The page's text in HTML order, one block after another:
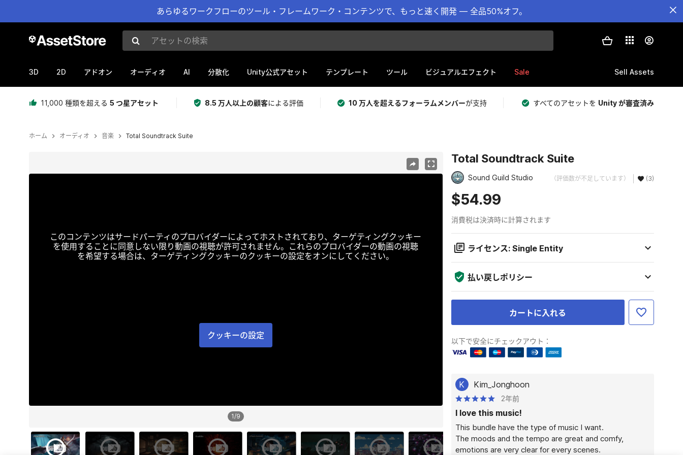
あらゆるワークフローのツール・フレームワーク・コンテンツで、もっと速く開発 — 全品50%オフ。
アセットの検索
3D 2D アドオン オーディオ AI 分散化 Unity公式アセット テンプレート ツール ビジュアルエフェクト Sale Sell Assets
11,000 種類を超える 5 つ星アセット 8.5 万人以上の顧客による評価 10 万人を超えるフォーラムメンバーが支持 すべてのアセットを Unity が審査済み
ホーム オーディオ 音楽 Total Soundtrack Suite
このコンテンツはサードパーティのプロバイダーによってホストされており、ターゲティングクッキー
を使用することに同意しない限り動画の視聴が許可されません。これらのプロバイダーの動画の視聴
を希望する場合は、ターゲティングクッキーのクッキーの設定をオンにしてください。
クッキーの設定
1/9
Total Soundtrack Suite
Sound Guild Studio （評価数が不足しています） (3)
$54.99
消費税は決済時に計算されます
ライセンス: Single Entity
払い戻しポリシー
カートに入れる
以下で安全にチェックアウト：
K Kim_Jonghoon
2年前
I love this music!
This bundle have the type of music I want.
The moods and the tempo are great and comfy,
emotions are very clear for every scenes.